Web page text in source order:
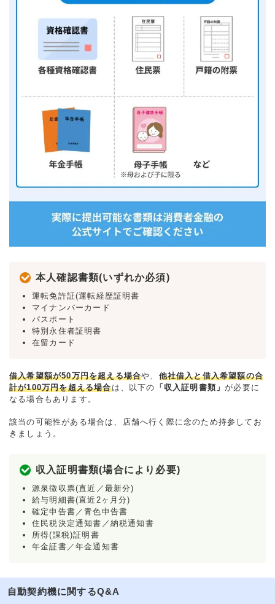
本人確認書類(いずれか必須)
運転免許証(運転経歴証明書
マイナンバーカード
パスポート
特別永住者証明書
在留カード
借入希望額が50万円を超える場合や、 他社借入と借入希望額の合
計が100万円を超える場合は、以下の 「収入証明書類」が必要に
なる場合もあります。
該当の可能性がある場合は、店舗へ行く際に念のため持参してお
きましょう。
収入証明書類(場合により必要)
源泉徴収票(直近／最新分)
給与明細書(直近2ヶ月分)
確定申告書／青色申告書
住民税決定通知書／納税通知書
所得(課税)証明書
年金証書／年金通知書
自動契約機に関するQ&A